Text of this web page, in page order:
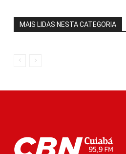
MAIS LIDAS NESTA CATEGORIA